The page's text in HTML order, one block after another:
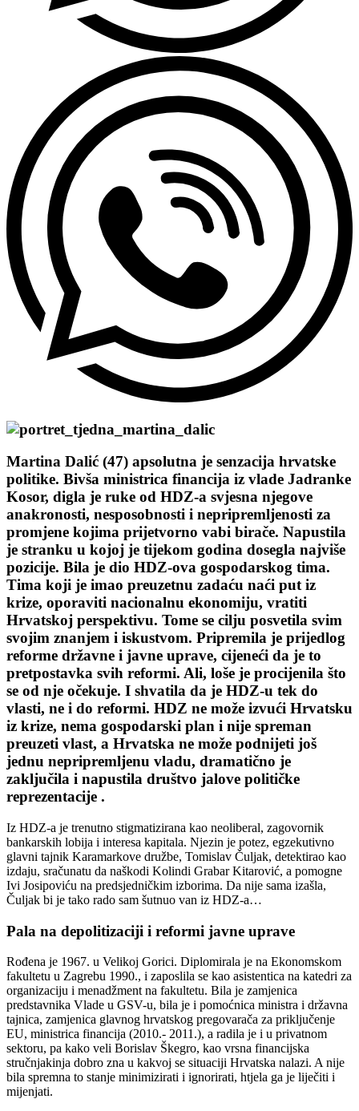
Martina Dalić (47) apsolutna je senzacija hrvatske
politike. Bivša ministrica financija iz vlade Jadranke
Kosor, digla je ruke od HDZ-a svjesna njegove
anakronosti, nesposobnosti i nepripremljenosti za
promjene kojima prijetvorno vabi birače. Napustila
je stranku u kojoj je tijekom godina dosegla najviše
pozicije. Bila je dio HDZ-ova gospodarskog tima.
Tima koji je imao preuzetnu zadaću naći put iz
krize, oporaviti nacionalnu ekonomiju, vratiti
Hrvatskoj perspektivu. Tome se cilju posvetila svim
svojim znanjem i iskustvom. Pripremila je prijedlog
reforme državne i javne uprave, cijeneći da je to
pretpostavka svih reformi. Ali, loše je procijenila što
se od nje očekuje. I shvatila da je HDZ-u tek do
vlasti, ne i do reformi. HDZ ne može izvući Hrvatsku
iz krize, nema gospodarski plan i nije spreman
preuzeti vlast, a Hrvatska ne može podnijeti još
jednu nepripremljenu vladu, dramatično je
zaključila i napustila društvo jalove političke
reprezentacije .
Iz HDZ-a je trenutno stigmatizirana kao neoliberal, zagovornik
bankarskih lobija i interesa kapitala. Njezin je potez, egzekutivno
glavni tajnik Karamarkove družbe, Tomislav Čuljak, detektirao kao
izdaju, sračunatu da naškodi Kolindi Grabar Kitarović, a pomogne
Ivi Josipoviću na predsjedničkim izborima. Da nije sama izašla,
Čuljak bi je tako rado sam šutnuo van iz HDZ-a…
Pala na depolitizaciji i reformi javne uprave
Rođena je 1967. u Velikoj Gorici. Diplomirala je na Ekonomskom
fakultetu u Zagrebu 1990., i zaposlila se kao asistentica na katedri za
organizaciju i menadžment na fakultetu. Bila je zamjenica
predstavnika Vlade u GSV-u, bila je i pomoćnica ministra i državna
tajnica, zamjenica glavnog hrvatskog pregovarača za priključenje
EU, ministrica financija (2010.- 2011.), a radila je i u privatnom
sektoru, pa kako veli Borislav Škegro, kao vrsna financijska
stručnjakinja dobro zna u kakvoj se situaciji Hrvatska nalazi. A nije
bila spremna to stanje minimizirati i ignorirati, htjela ga je liječiti i
mijenjati.